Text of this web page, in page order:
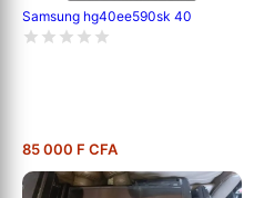
Samsung hg40ee590sk 40
85 000 F CFA